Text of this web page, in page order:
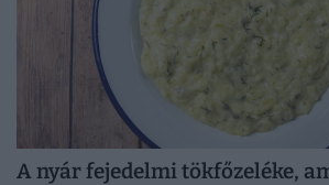
A nyár fejedelmi tökfőzeléke,